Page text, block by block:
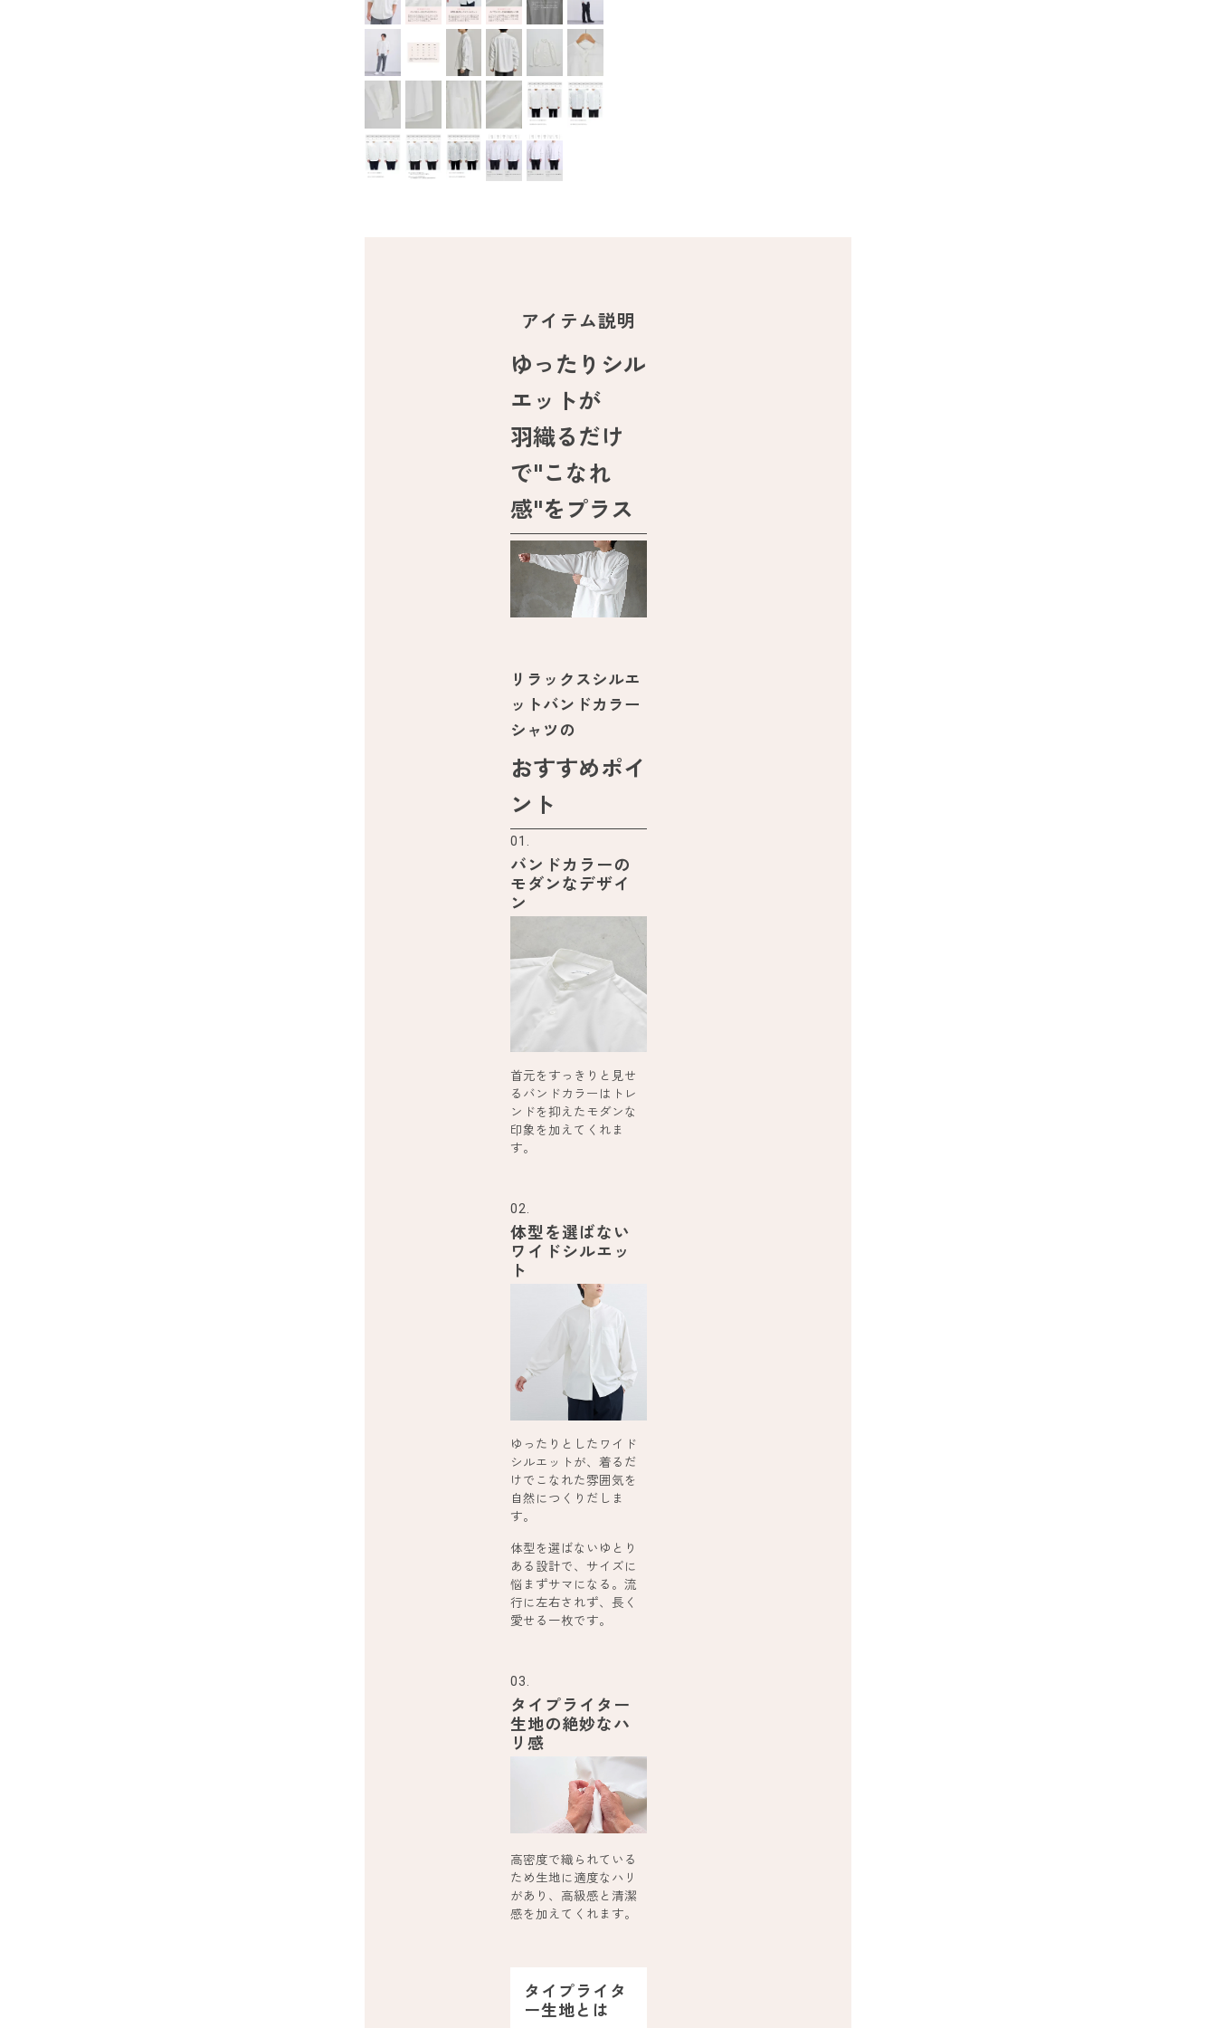
アイテム説明
ゆったりシル
エットが
羽織るだけ
で"こなれ
感"をプラス
リラックスシルエ
ットバンドカラー
シャツの
おすすめポイ
ント
01.
バンドカラーの
モダンなデザイ
ン
首元をすっきりと見せ
るバンドカラーはトレ
ンドを抑えたモダンな
印象を加えてくれま
す。
02.
体型を選ばない
ワイドシルエッ
ト
ゆったりとしたワイド
シルエットが、着るだ
けでこなれた雰囲気を
自然につくりだしま
す。
体型を選ばないゆとり
ある設計で、サイズに
悩まずサマになる。流
行に左右されず、長く
愛せる一枚です。
03.
タイプライター
生地の絶妙なハ
リ感
高密度で織られている
ため生地に適度なハリ
があり、高級感と清潔
感を加えてくれます。
タイプライタ
ー生地とは